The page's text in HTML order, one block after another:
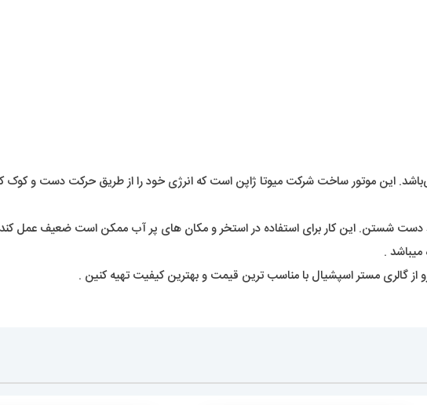
این موتور ساخت شرکت میوتا ژاپن است که انرژی خود را از طریق حرکت دست و کوک
شستن. این کار برای استفاده در استخر و مکان های پر آب ممکن است ضعیف عمل
.
گالری مستر اسپشیال با مناسب ترین قیمت و بهترین کیفیت تهیه کنین .